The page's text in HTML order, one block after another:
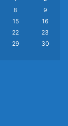
8
9
15
16
22
23
29
30